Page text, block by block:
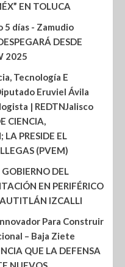
EN TOLUCA
5 días - Zamudio
DESDE
2025
Tecnología E
Eruviel Ávila
| REDTNJalisco
CIENCIA,
PRESIDE EL
(PVEM)
DEL
EN PERIFÉRICO
IZCALLI
Para Construir
– Baja Ziete
QUE LA DEFENSA